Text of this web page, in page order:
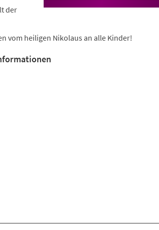
der
vom heiligen Nikolaus an alle Kinder!